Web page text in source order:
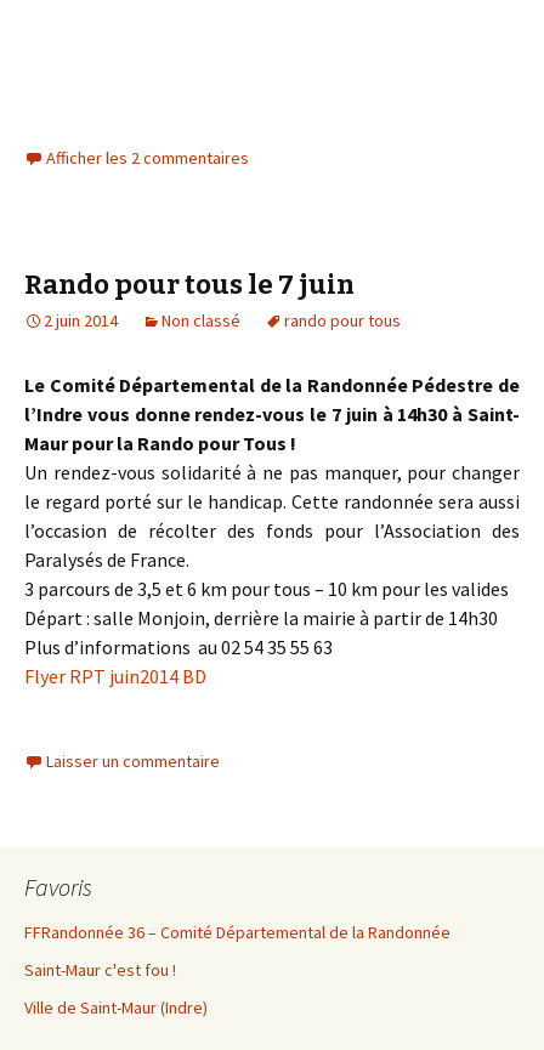
Afficher les 2 commentaires
Rando pour tous le 7 juin
2 juin 2014 Non classé rando pour tous
Le Comité Départemental de la Randonnée Pédestre de
l’Indre vous donne rendez-vous le 7 juin à 14h30 à Saint-
Maur pour la Rando pour Tous !
Un rendez-vous solidarité à ne pas manquer, pour changer
le regard porté sur le handicap. Cette randonnée sera aussi
l’occasion de récolter des fonds pour l’Association des
Paralysés de France.
3 parcours de 3,5 et 6 km pour tous – 10 km pour les valides
Départ : salle Monjoin, derrière la mairie à partir de 14h30
Plus d’informations au 02 54 35 55 63
Flyer RPT juin2014 BD
Laisser un commentaire
Favoris
FFRandonnée 36 – Comité Départemental de la Randonnée
Saint-Maur c'est fou !
Ville de Saint-Maur (Indre)